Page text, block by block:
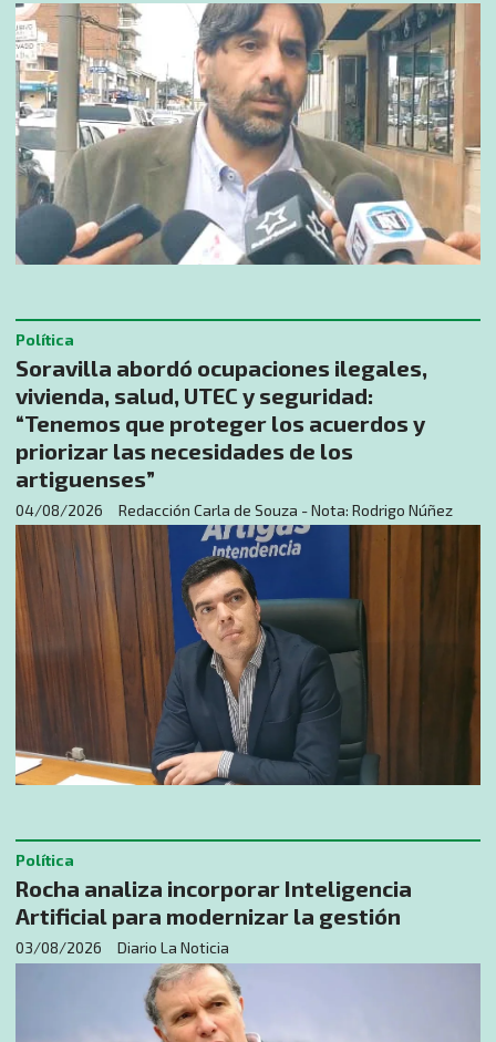
Soravilla abordó ocupaciones ilegales,
vivienda, salud, UTEC y seguridad:
“Tenemos que proteger los acuerdos y
priorizar las necesidades de los
artiguenses”
Redacción Carla de Souza - Nota: Rodrigo Núñez
Política
04/08/2026
Rocha analiza incorporar Inteligencia
Artificial para modernizar la gestión
Diario La Noticia
Política
03/08/2026